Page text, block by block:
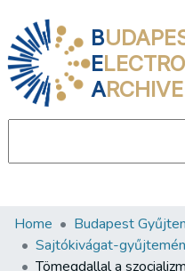
B
E
ARCHIVE
Communities &
All of DSpace
Home Budapest
Sajtókivágat-